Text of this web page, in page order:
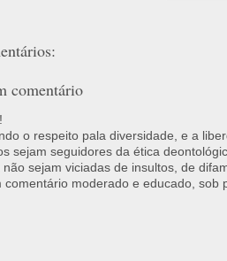
comentário
o respeito pala diversidade, e a
sejam seguidores da ética
não sejam viciadas de insultos, de
comentário moderado e educado, sob